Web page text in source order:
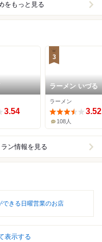
をもっと見る
3.54
3
ラーメン いづる
ラーメン
3.52
108人
ン情報を見る
できる日曜営業のお店
表示する